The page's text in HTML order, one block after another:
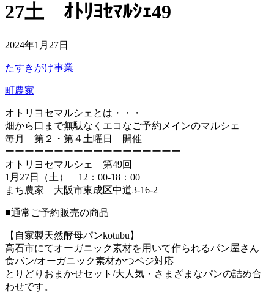
27土 ｵﾄﾘﾖｾﾏﾙｼｪ49
2024年1月27日
たすきがけ事業
町農家
オトリヨセマルシェとは・・・
畑から口まで無駄なくエコなご予約メインのマルシェ
毎月 第２・第４土曜日 開催
ーーーーーーーーーーーーーーーーーー
オトリヨセマルシェ 第49回
1月27日（土） 12：00-18：00
まち農家 大阪市東成区中道3-16-2
■通常ご予約販売の商品
【自家製天然酵母パンkotubu】
高石市にてオーガニック素材を用いて作られるパン屋さん
食パン/オーガニック素材かつベジ対応
とりどりおまかせセット/大人気・さまざまなパンの詰め合
わせです。